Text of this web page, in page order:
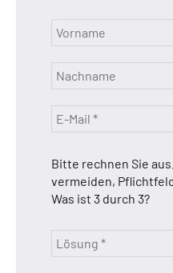
Bitte rechnen Sie
vermeiden,
Was ist 3 durch 3?